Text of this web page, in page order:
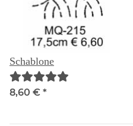
Schablone
8,60 € *